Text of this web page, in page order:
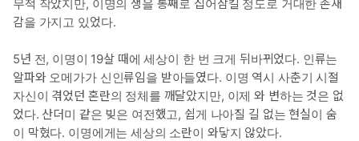
무척 작았지만, 이명의 생을 통째로 집어삼킬 정도로 거대한 존재
감을 가지고 있었다.
5년 전, 이명이 19살 때에 세상이 한 번 크게 뒤바뀌었다. 인류는
알파와 오메가가 신인류임을 받아들였다. 이명 역시 사춘기 시절
자신이 겪었던 혼란의 정체를 깨달았지만, 이제 와 변하는 것은 없
었다. 산더미 같은 빚은 여전했고, 쉽게 나아질 길 없는 현실이 숨
이 막혔다. 이명에게는 세상의 소란이 와닿지 않았다.